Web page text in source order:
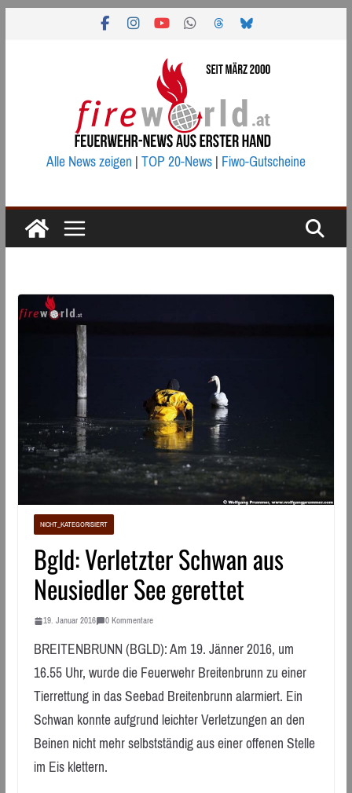
Alle News zeigen|TOP 20-News|Fiwo-Gutscheine
NICHT_KATEGORISIERT
Bgld: Verletzter Schwan aus
Neusiedler See gerettet
19. Januar 2016 0 Kommentare
BREITENBRUNN (BGLD): Am 19. Jänner 2016, um
16.55 Uhr, wurde die Feuerwehr Breitenbrunn zu einer
Tierrettung in das Seebad Breitenbrunn alarmiert. Ein
Schwan konnte aufgrund leichter Verletzungen an den
Beinen nicht mehr selbstständig aus einer offenen Stelle
im Eis klettern.